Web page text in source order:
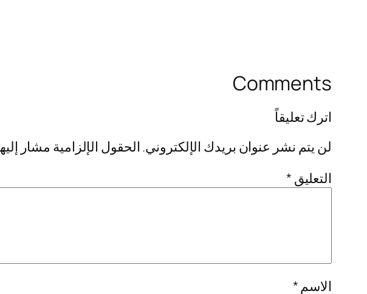
Comments
اترك تعليقاً
لن يتم نشر عنوان بريدك الإلكتروني. الحقول الإلزامية مشار
التعليق *
الاسم*